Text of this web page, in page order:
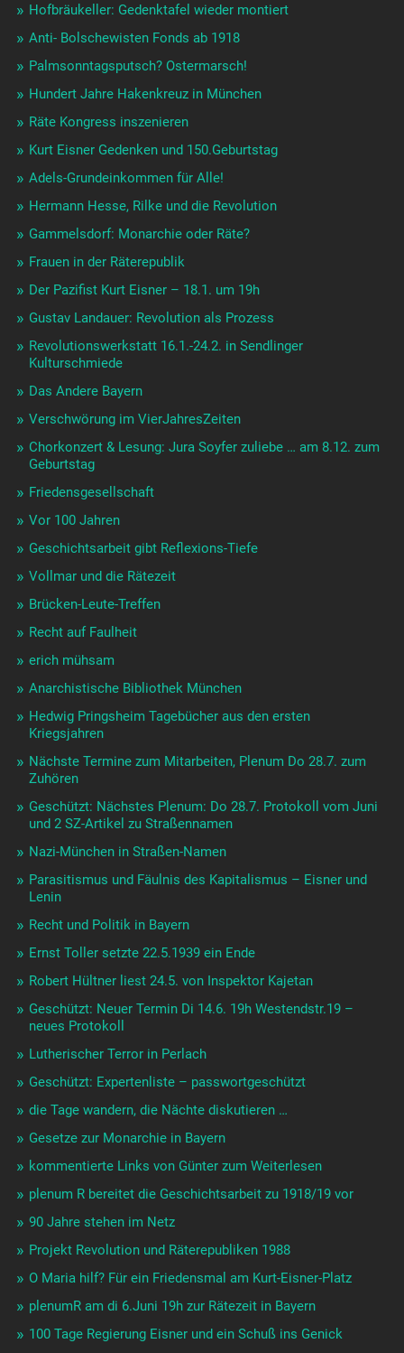
Hofbräukeller: Gedenktafel wieder montiert
Anti- Bolschewisten Fonds ab 1918
Palmsonntagsputsch? Ostermarsch!
Hundert Jahre Hakenkreuz in München
Räte Kongress inszenieren
Kurt Eisner Gedenken und 150.Geburtstag
Adels-Grundeinkommen für Alle!
Hermann Hesse, Rilke und die Revolution
Gammelsdorf: Monarchie oder Räte?
Frauen in der Räterepublik
Der Pazifist Kurt Eisner – 18.1. um 19h
Gustav Landauer: Revolution als Prozess
Revolutionswerkstatt 16.1.-24.2. in Sendlinger
Kulturschmiede
Das Andere Bayern
Verschwörung im VierJahresZeiten
Chorkonzert & Lesung: Jura Soyfer zuliebe … am 8.12. zum
Geburtstag
Friedensgesellschaft
Vor 100 Jahren
Geschichtsarbeit gibt Reflexions-Tiefe
Vollmar und die Rätezeit
Brücken-Leute-Treffen
Recht auf Faulheit
erich mühsam
Anarchistische Bibliothek München
Hedwig Pringsheim Tagebücher aus den ersten
Kriegsjahren
Nächste Termine zum Mitarbeiten, Plenum Do 28.7. zum
Zuhören
Geschützt: Nächstes Plenum: Do 28.7. Protokoll vom Juni
und 2 SZ-Artikel zu Straßennamen
Nazi-München in Straßen-Namen
Parasitismus und Fäulnis des Kapitalismus – Eisner und
Lenin
Recht und Politik in Bayern
Ernst Toller setzte 22.5.1939 ein Ende
Robert Hültner liest 24.5. von Inspektor Kajetan
Geschützt: Neuer Termin Di 14.6. 19h Westendstr.19 –
neues Protokoll
Lutherischer Terror in Perlach
Geschützt: Expertenliste – passwortgeschützt
die Tage wandern, die Nächte diskutieren …
Gesetze zur Monarchie in Bayern
kommentierte Links von Günter zum Weiterlesen
plenum R bereitet die Geschichtsarbeit zu 1918/19 vor
90 Jahre stehen im Netz
Projekt Revolution und Räterepubliken 1988
O Maria hilf? Für ein Friedensmal am Kurt-Eisner-Platz
plenumR am di 6.Juni 19h zur Rätezeit in Bayern
100 Tage Regierung Eisner und ein Schuß ins Genick